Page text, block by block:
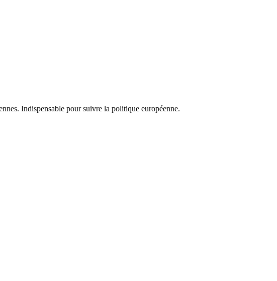
Indispensable pour suivre la politique européenne.